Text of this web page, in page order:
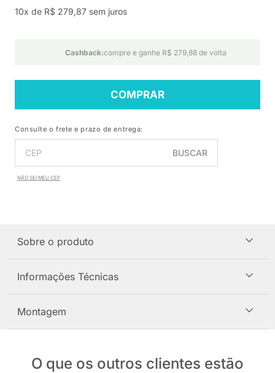
10x de R$ 279,87 sem juros
Cashback:compre e ganhe R$ 279,88 de volta
COMPRAR
Consulte o frete e prazo de entrega:
BUSCAR
NÃO SEI MEU CEP
Sobre o produto
Informações Técnicas
Montagem
O que os outros clientes estão